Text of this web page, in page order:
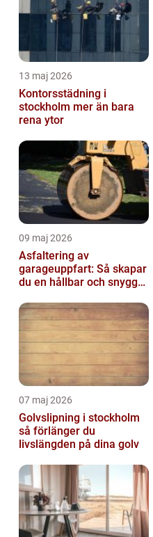
13 maj 2026
Kontorsstädning i
stockholm mer än bara
rena ytor
09 maj 2026
Asfaltering av
garageuppfart: Så skapar
du en hållbar och snygg
07 maj 2026
Golvslipning i stockholm
så förlänger du
livslängden på dina golv